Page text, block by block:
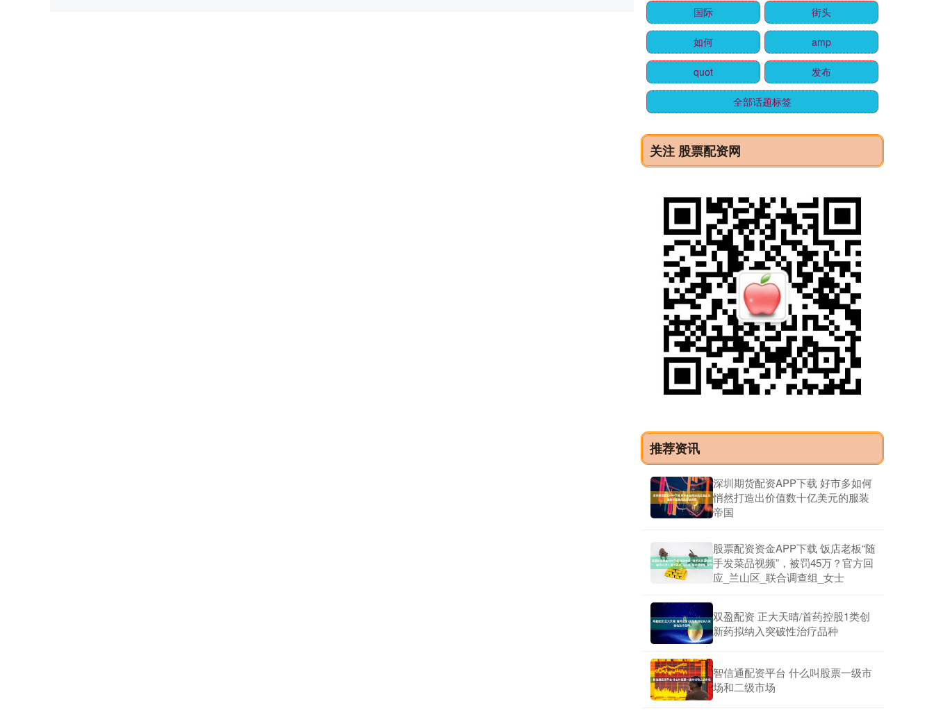
国际 街头
如何 amp
quot 发布
全部话题标签
关注 股票配资网
推荐资讯
深圳期货配资APP下载 好市多如何
悄然打造出价值数十亿美元的服装
帝国
股票配资资金APP下载 饭店老板“随
手发菜品视频”，被罚45万？官方回
应_兰山区_联合调查组_女士
双盈配资 正大天晴/首药控股1类创
新药拟纳入突破性治疗品种
智信通配资平台 什么叫股票一级市
场和二级市场